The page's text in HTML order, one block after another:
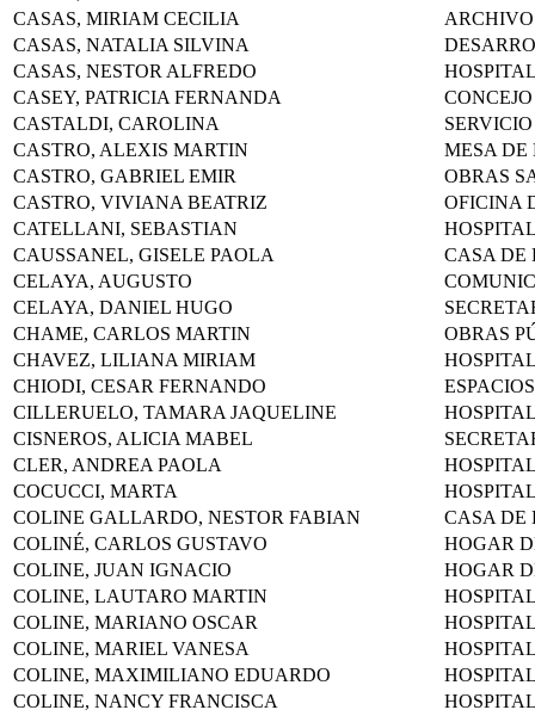
CASAS, MIRIAM CECILIA
ARCHIVO
CASAS, NATALIA SILVINA
CASAS, NESTOR ALFREDO
CASEY, PATRICIA FERNANDA
CASTALDI, CAROLINA
CASTRO, ALEXIS MARTIN
MESA DE
CASTRO, GABRIEL EMIR
OBRAS
CASTRO, VIVIANA BEATRIZ
OFICINA
CATELLANI, SEBASTIAN
CAUSSANEL, GISELE PAOLA
CASA DE
CELAYA, AUGUSTO
CELAYA, DANIEL HUGO
CHAME, CARLOS MARTIN
OBRAS
CHAVEZ, LILIANA MIRIAM
CHIODI, CESAR FERNANDO
CILLERUELO, TAMARA JAQUELINE
CISNEROS, ALICIA MABEL
CLER, ANDREA PAOLA
COCUCCI, MARTA
COLINE GALLARDO, NESTOR FABIAN
CASA DE
COLINÉ, CARLOS GUSTAVO
HOGAR
COLINE, JUAN IGNACIO
HOGAR
COLINE, LAUTARO MARTIN
COLINE, MARIANO OSCAR
COLINE, MARIEL VANESA
COLINE, MAXIMILIANO EDUARDO
COLINE, NANCY FRANCISCA